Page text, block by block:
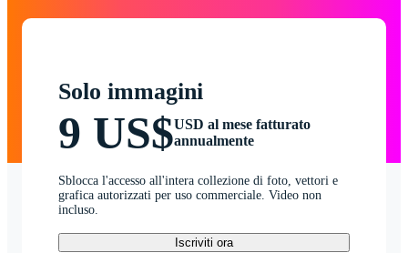
Solo immagini
9 US$USD al mese fatturato
annualmente
Sblocca l'accesso all'intera collezione di foto, vettori e
grafica autorizzati per uso commerciale. Video non
incluso.
Iscriviti ora